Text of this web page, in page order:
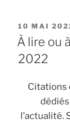
PUBLIÉ
LE
10 MAI
À lire ou
2022
Citations
l’actualité.